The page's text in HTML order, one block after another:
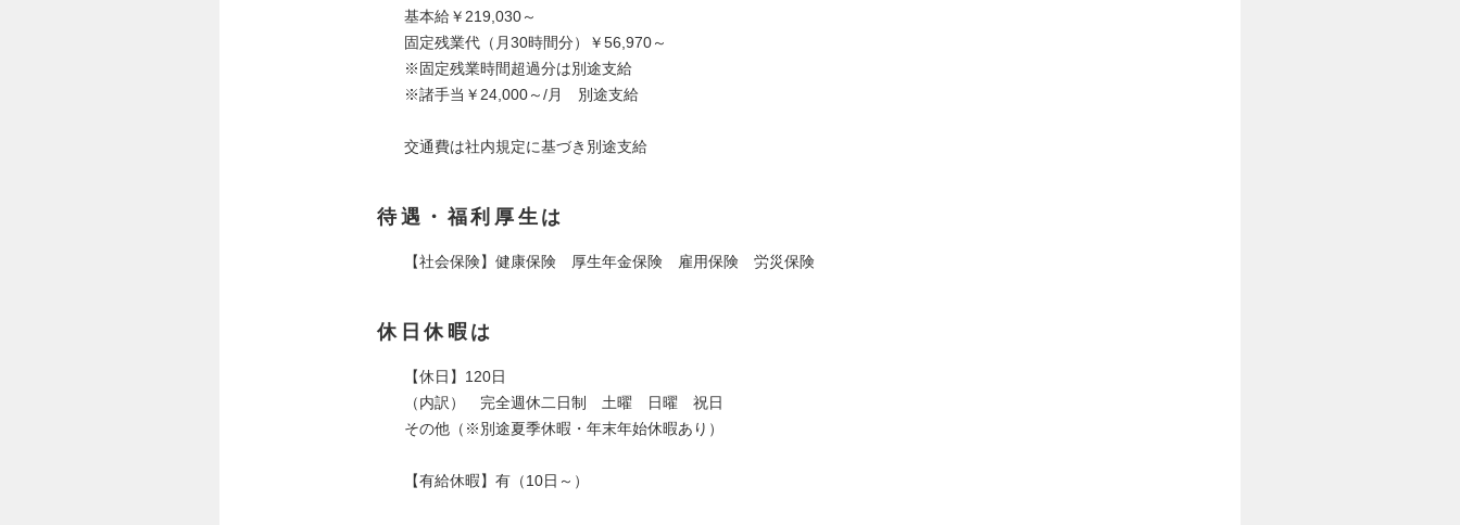
基本給￥219,030～
固定残業代（月30時間分）￥56,970～
※固定残業時間超過分は別途支給
※諸手当￥24,000～/月 別途支給
交通費は社内規定に基づき別途支給
待遇・福利厚生は
【社会保険】健康保険 厚生年金保険 雇用保険 労災保険
休日休暇は
【休日】120日
（内訳） 完全週休二日制 土曜 日曜 祝日
その他（※別途夏季休暇・年末年始休暇あり）
【有給休暇】有（10日～）